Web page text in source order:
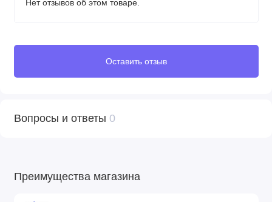
• Вес утеплителя: 460 г
• Подкладка: 100% нейлон
стопор
Нет отзывов об этом товаре.
Оставить отзыв
Вопросы и ответы 0
Преимущества магазина